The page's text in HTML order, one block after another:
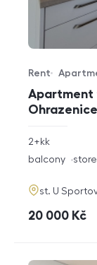
Apartment
Ohrazenice
Offer type
Rent
Property type
rozměry
disposition
2+kk
funkce
balcony store
adresa
st. U
cena
20 000 Kč